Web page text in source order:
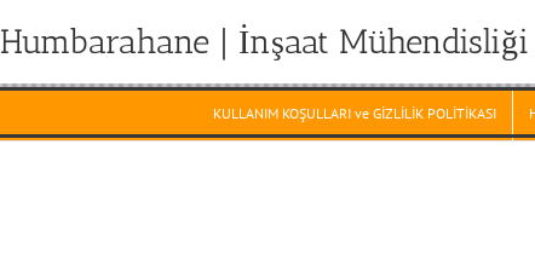
Humbarahane | İnşaat Mühendisliği
KULLANIM KOŞULLARI ve GİZLİLİK POLİTİKASI